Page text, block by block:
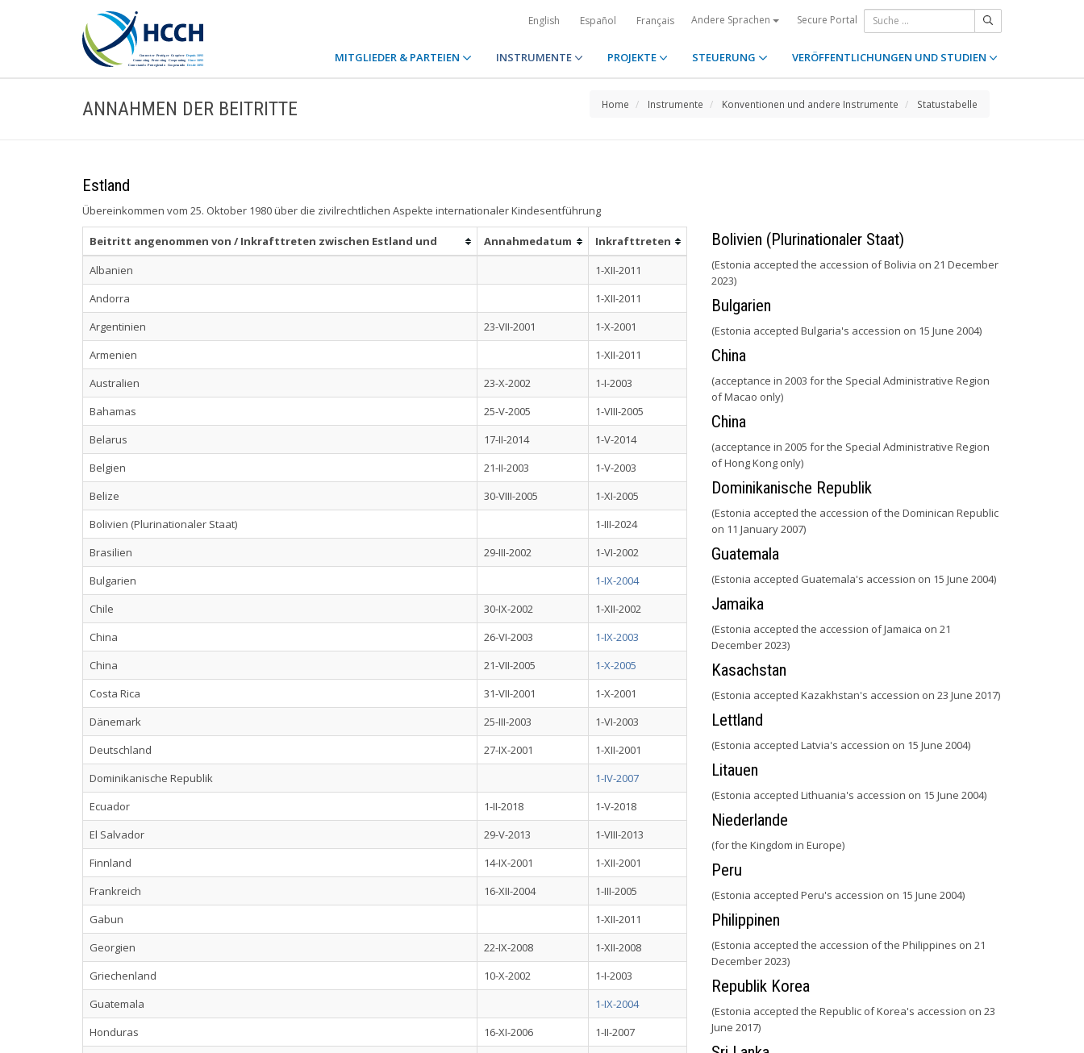
English Español Français Andere Sprachen Secure Portal
MITGLIEDER & PARTEIEN INSTRUMENTE PROJEKTE STEUERUNG VERÖFFENTLICHUNGEN UND STUDIEN
ANNAHMEN DER BEITRITTE Home Instrumente Konventionen und andere Instrumente Statustabelle
Estland
Übereinkommen vom 25. Oktober 1980 über die zivilrechtlichen Aspekte internationaler Kindesentführung
Beitritt angenommen von / Inkrafttreten zwischen Estland und Annahmedatum
Inkrafttreten
Albanien
1-XII-2011
Andorra
1-XII-2011
Argentinien
23-VII-2001
1-X-2001
Armenien
1-XII-2011
Australien
23-X-2002
1-I-2003
Bahamas
25-V-2005
1-VIII-2005
Belarus
17-II-2014
1-V-2014
Belgien
21-II-2003
1-V-2003
Belize
30-VIII-2005
1-XI-2005
Bolivien (Plurinationaler Staat)
1-III-2024
Brasilien
29-III-2002
1-VI-2002
Bulgarien
1-IX-2004
Chile
30-IX-2002
1-XII-2002
China
26-VI-2003
1-IX-2003
China
21-VII-2005
1-X-2005
Costa Rica
31-VII-2001
1-X-2001
Dänemark
25-III-2003
1-VI-2003
Deutschland
27-IX-2001
1-XII-2001
Dominikanische Republik
1-IV-2007
Ecuador
1-II-2018
1-V-2018
El Salvador
29-V-2013
1-VIII-2013
Finnland
14-IX-2001
1-XII-2001
Frankreich
16-XII-2004
1-III-2005
Gabun
1-XII-2011
Georgien
22-IX-2008
1-XII-2008
Griechenland
10-X-2002
1-I-2003
Guatemala
1-IX-2004
Honduras
16-XI-2006
1-II-2007
Bolivien (Plurinationaler Staat)
(Estonia accepted the accession of Bolivia on 21 December
2023)
Bulgarien
(Estonia accepted Bulgaria's accession on 15 June 2004)
China
(acceptance in 2003 for the Special Administrative Region
of Macao only)
China
(acceptance in 2005 for the Special Administrative Region
of Hong Kong only)
Dominikanische Republik
(Estonia accepted the accession of the Dominican Republic
on 11 January 2007)
Guatemala
(Estonia accepted Guatemala's accession on 15 June 2004)
Jamaika
(Estonia accepted the accession of Jamaica on 21
December 2023)
Kasachstan
(Estonia accepted Kazakhstan's accession on 23 June 2017)
Lettland
(Estonia accepted Latvia's accession on 15 June 2004)
Litauen
(Estonia accepted Lithuania's accession on 15 June 2004)
Niederlande
(for the Kingdom in Europe)
Peru
(Estonia accepted Peru's accession on 15 June 2004)
Philippinen
(Estonia accepted the accession of the Philippines on 21
December 2023)
Republik Korea
(Estonia accepted the Republic of Korea's accession on 23
June 2017)